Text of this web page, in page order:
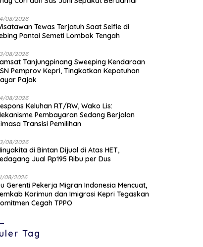
08/2026
Tewas Terjatuh Saat Selfie di
Pantai Semeti Lombok Tengah
08/2026
Tanjungpinang Sweeping Kendaraan
Pemprov Kepri, Tingkatkan Kepatuhan
Pajak
08/2026
Keluhan RT/RW, Wako Lis:
Pembayaran Sedang Berjalan
Transisi Pemilihan
08/2026
di Bintan Dijual di Atas HET,
Jual Rp195 Ribu per Dus
08/2026
Gerenti Pekerja Migran Indonesia Mencuat,
Karimun dan Imigrasi Kepri Tegaskan
Cegah TPPO
Tag